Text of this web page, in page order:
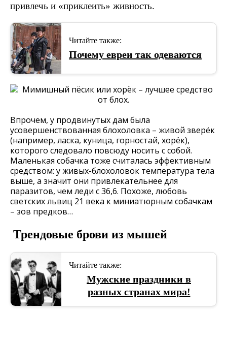
привлечь и «приклеить» живность.
Читайте также:
Почему евреи так одеваются
Впрочем, у продвинутых дам была
усовершенствованная блохоловка – живой зверёк
(например, ласка, куница, горностай, хорёк),
которого следовало повсюду носить с собой.
Маленькая собачка тоже считалась эффективным
средством: у живых-блохоловок температура тела
выше, а значит они привлекательнее для
паразитов, чем леди с 36,6. Похоже, любовь
светских львиц 21 века к миниатюрным собачкам
– зов предков…
Трендовые брови из мышей
Читайте также:
Мужские праздники в
разных странах мира!